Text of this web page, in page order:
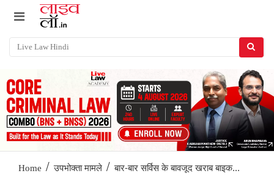
Home / उपभोक्ता मामले / बार-बार सर्विस के बावजूद खराब बाइक...